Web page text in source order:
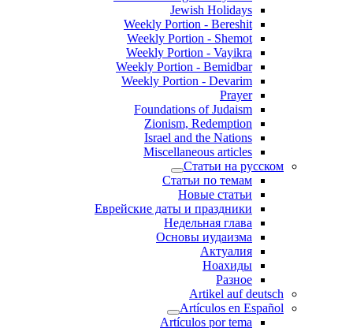
Jewish Holidays
Weekly Portion - Bereshit
Weekly Portion - Shemot
Weekly Portion - Vayikra
Weekly Portion - Bemidbar
Weekly Portion - Devarim
Prayer
Foundations of Judaism
Zionism, Redemption
Israel and the Nations
Miscellaneous articles
Статьи на русском
Статьи по темам
Новые статьи
Еврейские даты и праздники
Недельная глава
Основы иудаизма
Актуалия
Ноахиды
Разное
Artikel auf deutsch
Artículos en Español
Artículos por tema